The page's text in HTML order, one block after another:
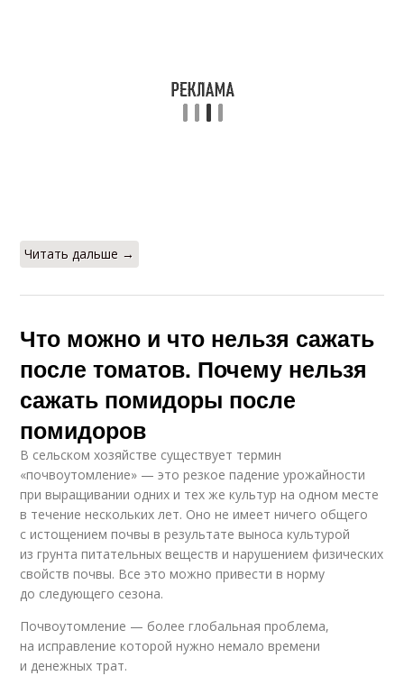
Читать дальше →
Что можно и что нельзя сажать
после томатов. Почему нельзя
сажать помидоры после
помидоров
В сельском хозяйстве существует термин
«почвоутомление» — это резкое падение урожайности
при выращивании одних и тех же культур на одном месте
в течение нескольких лет. Оно не имеет ничего общего
с истощением почвы в результате выноса культурой
из грунта питательных веществ и нарушением физических
свойств почвы. Все это можно привести в норму
до следующего сезона.
Почвоутомление — более глобальная проблема,
на исправление которой нужно немало времени
и денежных трат.